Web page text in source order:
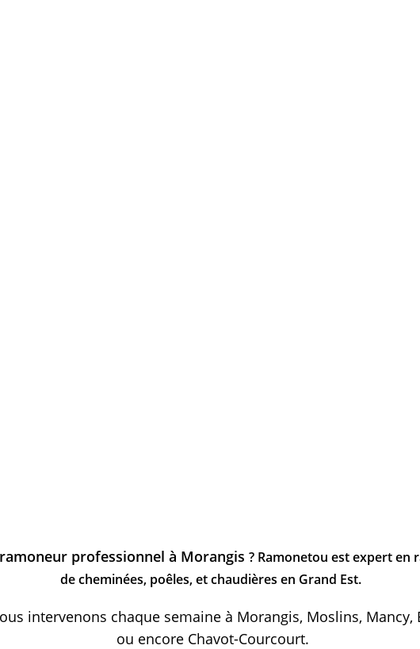
professionnel à Morangis ? Ramonetou est expert en
de cheminées, poêles, et chaudières en Grand Est.
intervenons chaque semaine à Morangis, Moslins,
ou encore Chavot-Courcourt.